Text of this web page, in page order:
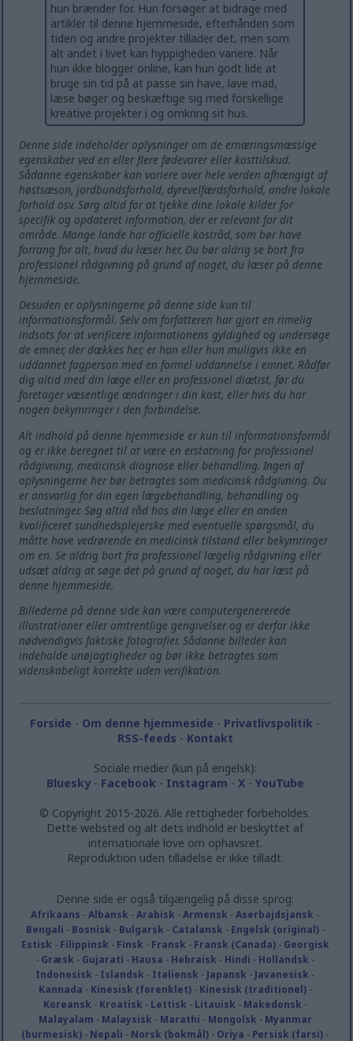
hun brænder for. Hun forsøger at bidrage med
artikler til denne hjemmeside, efterhånden som
tiden og andre projekter tillader det, men som
alt andet i livet kan hyppigheden variere. Når
hun ikke blogger online, kan hun godt lide at
bruge sin tid på at passe sin have, lave mad,
læse bøger og beskæftige sig med forskellige
kreative projekter i og omkring sit hus.
Denne side indeholder oplysninger om de ernæringsmæssige
egenskaber ved en eller flere fødevarer eller kosttilskud.
Sådanne egenskaber kan variere over hele verden afhængigt af
høstsæson, jordbundsforhold, dyrevelfærdsforhold, andre lokale
forhold osv. Sørg altid for at tjekke dine lokale kilder for
specifik og opdateret information, der er relevant for dit
område. Mange lande har officielle kostråd, som bør have
forrang for alt, hvad du læser her. Du bør aldrig se bort fra
professionel rådgivning på grund af noget, du læser på denne
hjemmeside.
Desuden er oplysningerne på denne side kun til
informationsformål. Selv om forfatteren har gjort en rimelig
indsats for at verificere informationens gyldighed og undersøge
de emner, der dækkes her, er han eller hun muligvis ikke en
uddannet fagperson med en formel uddannelse i emnet. Rådfør
dig altid med din læge eller en professionel diætist, før du
foretager væsentlige ændringer i din kost, eller hvis du har
nogen bekymringer i den forbindelse.
Alt indhold på denne hjemmeside er kun til informationsformål
og er ikke beregnet til at være en erstatning for professionel
rådgivning, medicinsk diagnose eller behandling. Ingen af ​​
oplysningerne her bør betragtes som medicinsk rådgivning. Du
er ansvarlig for din egen lægebehandling, behandling og
beslutninger. Søg altid råd hos din læge eller en anden
kvalificeret sundhedsplejerske med eventuelle spørgsmål, du
måtte have vedrørende en medicinsk tilstand eller bekymringer
om en. Se aldrig bort fra professionel lægelig rådgivning eller
udsæt aldrig at søge det på grund af noget, du har læst på
denne hjemmeside.
Billederne på denne side kan være computergenererede
illustrationer eller omtrentlige gengivelser og er derfor ikke
nødvendigvis faktiske fotografier. Sådanne billeder kan
indeholde unøjagtigheder og bør ikke betragtes som
videnskabeligt korrekte uden verifikation.
Forside - Om denne hjemmeside - Privatlivspolitik -
RSS-feeds - Kontakt
Sociale medier (kun på engelsk):
Bluesky- Facebook - Instagram - X- YouTube
© Copyright 2015-2026. Alle rettigheder forbeholdes.
Dette websted og alt dets indhold er beskyttet af
internationale love om ophavsret.
Reproduktion uden tilladelse er ikke tilladt.
Denne side er også tilgængelig på disse sprog:
Afrikaans -Albansk -Arabisk -Armensk -Aserbajdsjansk -
Bengali - Bosnisk - Bulgarsk - Catalansk - Engelsk (original)-
Estisk - Filippinsk - Finsk - Fransk - Fransk (Canada)- Georgisk
- Græsk - Gujarati - Hausa - Hebraisk - Hindi - Hollandsk -
Indonesisk - Islandsk - Italiensk - Japansk - Javanesisk -
Kannada - Kinesisk (forenklet)- Kinesisk (traditionel)-
Koreansk - Kroatisk - Lettisk - Litauisk - Makedonsk -
Malayalam - Malaysisk - Marathi - Mongolsk - Myanmar
(burmesisk) - Nepali - Norsk (bokmål) - Oriya - Persisk (farsi) -